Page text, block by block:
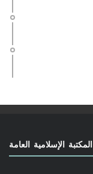
المكتبة الإسلامية العامة